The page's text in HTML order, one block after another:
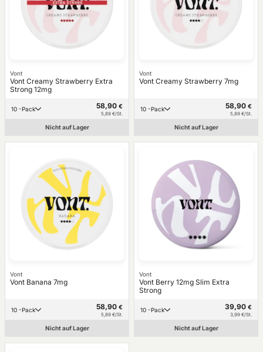
Vont
Vont Creamy Strawberry Extra
Strong 12mg
10 -Pack 58,90 €
5,89 €/St.
Nicht auf Lager
Vont
Vont Creamy Strawberry 7mg
10 -Pack 58,90 €
5,89 €/St.
Nicht auf Lager
Vont
Vont Banana 7mg
10 -Pack 58,90 €
5,89 €/St.
Nicht auf Lager
Vont
Vont Berry 12mg Slim Extra
Strong
10 -Pack 39,90 €
3,99 €/St.
Nicht auf Lager